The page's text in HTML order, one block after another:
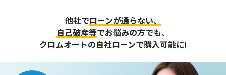
失、破壊、改ざん及び漏えいなどに対する予防ならびに是正
に努め、合理的な安全対策を講じます。
また、個人情報保護に関する法令およびその他の規範を遵守
するとともに、この方針に基づく個人情報保護規程や体制を
定め、その内容を継続的に見直し、改善に努めます。
他社でローンが通らない、
自己破産等でお悩みの方でも、
クロムオートの自社ローンで購入可能に!